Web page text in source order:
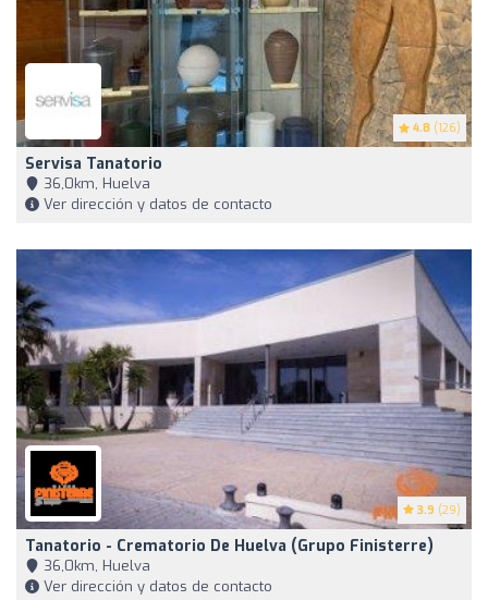
4.8 (126)
Servisa Tanatorio
36,0km, Huelva
Ver dirección y datos de contacto
3.9 (29)
Tanatorio - Crematorio De Huelva (Grupo Finisterre)
36,0km, Huelva
Ver dirección y datos de contacto